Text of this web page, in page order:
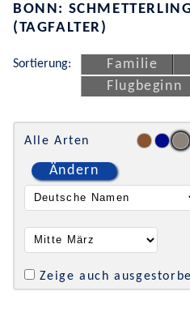
BONN:
(TAGFALTER)
Sortierung: Familie
Flugbeginn
Alle Arten
Ändern
Zeige auch